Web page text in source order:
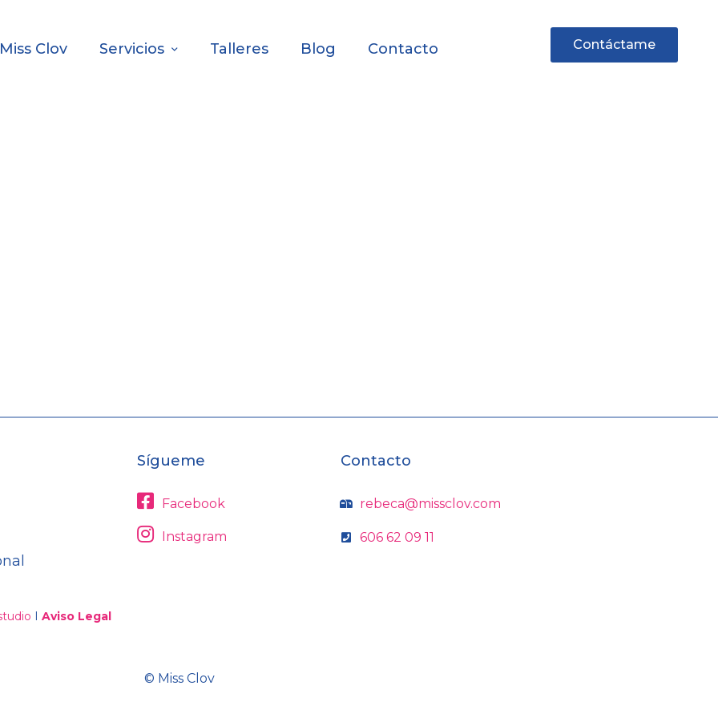
Clov Servicios Talleres Blog Contacto Contáctame
I Aviso Legal
Sígueme
Facebook
Instagram
Contacto
rebeca@missclov.com
606 62 09 11
© Miss Clov